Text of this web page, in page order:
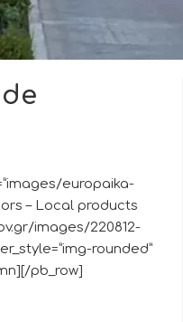
europaika-
– Local products
images/220812-
rounded”
pb_row]